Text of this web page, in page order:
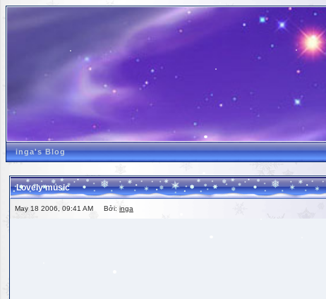
inga's Blog
Lovely music
May 18 2006, 09:41 AM Bởi: inga